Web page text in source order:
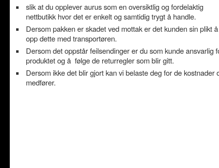
slik at du opplever aurus som en oversiktlig og fordelaktig
nettbutikk hvor det er enkelt og samtidig trygt å handle.
Dersom pakken er skadet ved mottak er det kunden sin plikt
opp dette med transportøren.
Dersom det oppstår feilsendinger er du som kunde ansvarlig
produktet og å følge de returregler som blir gitt.
Dersom ikke det blir gjort kan vi belaste deg for de kostnader
medfører.